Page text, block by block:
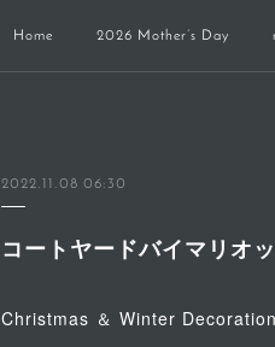
Home 2026 Mother’s Day
2022.11.08 06:30
コートヤードバイマリ
Christmas ＆ Winter